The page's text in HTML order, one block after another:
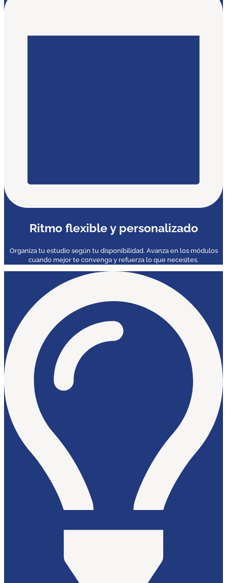
Ritmo flexible y personalizado
Organiza tu estudio según tu disponibilidad. Avanza en los módulos
cuando mejor te convenga y refuerza lo que necesites.